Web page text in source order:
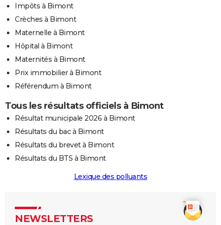
Impôts à Bimont
Crèches à Bimont
Maternelle à Bimont
Hôpital à Bimont
Maternités à Bimont
Prix immobilier à Bimont
Référendum à Bimont
Tous les résultats officiels à Bimont
Résultat municipale 2026 à Bimont
Résultats du bac à Bimont
Résultats du brevet à Bimont
Résultats du BTS à Bimont
Lexique des polluants
NEWSLETTERS